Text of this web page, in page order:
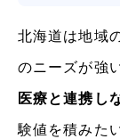
北海道は地域
のニーズが強
医療と連携し
験値を積みた